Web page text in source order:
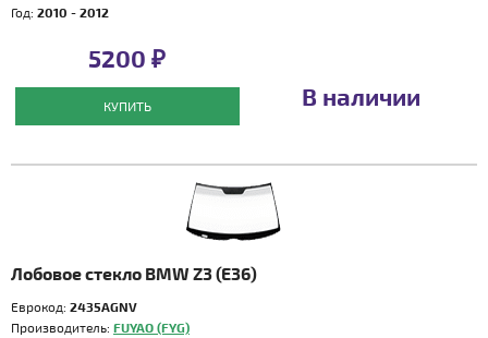
Год: 2010 - 2012
5200 ₽
КУПИТЬ В наличии
Лобовое стекло BMW Z3 (E36)
Еврокод: 2435AGNV
Производитель: FUYAO (FYG)